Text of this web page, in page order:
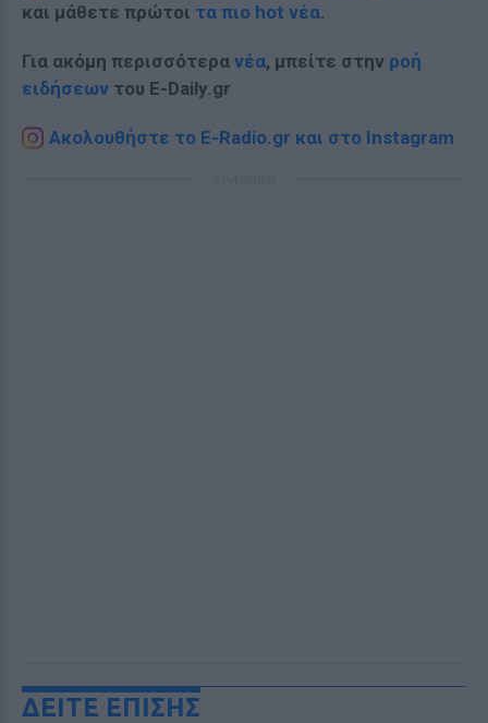
και μάθετε πρώτοι τα πιο hot νέα.
Για ακόμη περισσότερα νέα, μπείτε στην ροή
ειδήσεων του E-Daily.gr
Ακολουθήστε το E-Radio.gr και στο Instagram
ΔΕΙΤΕ ΕΠΙΣΗΣ